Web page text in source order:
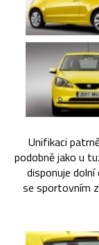
Unifikaci
podobně jako u
disponuje
se sportovním